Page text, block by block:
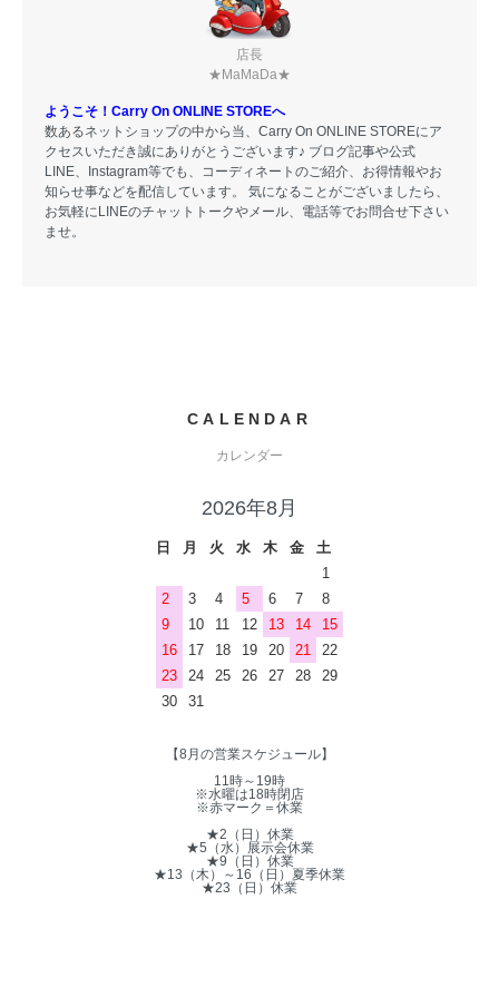
店長
★MaMaDa★
ようこそ！Carry On ONLINE STOREへ
数あるネットショップの中から当、Carry On ONLINE STOREにア
クセスいただき誠にありがとうございます♪ ブログ記事や公式
LINE、Instagram等でも、コーディネートのご紹介、お得情報やお
知らせ事などを配信しています。 気になることがございましたら、
お気軽にLINEのチャットトークやメール、電話等でお問合せ下さい
ませ。
CALENDAR
カレンダー
2026年8月
日 月 火 水 木 金
土
1
2
3 4 5 6 7
8
9
10 11 12 13 14
15
16
17 18 19 20 21
22
23
24 25 26 27 28
29
30
31
【8月の営業スケジュール】
11時～19時
※水曜は18時閉店
※赤マーク＝休業
★2（日）休業
★5（水）展示会休業
★9（日）休業
★13（木）～16（日）夏季休業
★23（日）休業